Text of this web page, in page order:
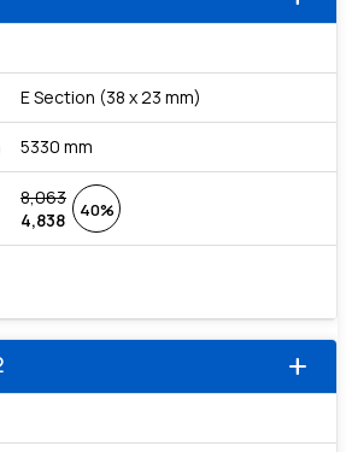
E Section (38 x 23 mm)
5330 mm
8,063
4,838
40%
add